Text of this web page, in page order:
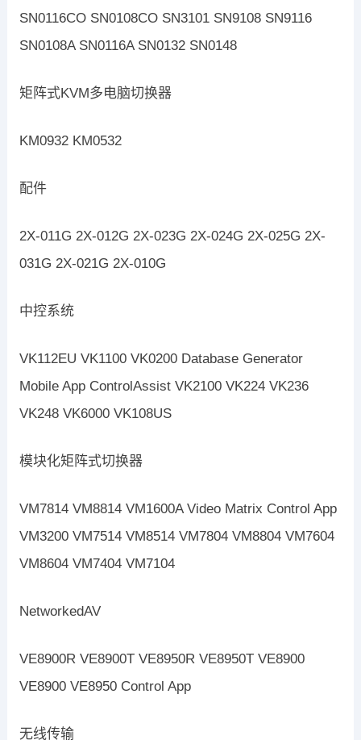
SN0116CO SN0108CO SN3101 SN9108 SN9116
SN0108A SN0116A SN0132 SN0148
矩阵式KVM多电脑切换器
KM0932 KM0532
配件
2X-011G 2X-012G 2X-023G 2X-024G 2X-025G 2X-
031G 2X-021G 2X-010G
中控系统
VK112EU VK1100 VK0200 Database Generator
Mobile App ControlAssist VK2100 VK224 VK236
VK248 VK6000 VK108US
模块化矩阵式切换器
VM7814 VM8814 VM1600A Video Matrix Control App
VM3200 VM7514 VM8514 VM7804 VM8804 VM7604
VM8604 VM7404 VM7104
NetworkedAV
VE8900R VE8900T VE8950R VE8950T VE8900
VE8900 VE8950 Control App
无线传输